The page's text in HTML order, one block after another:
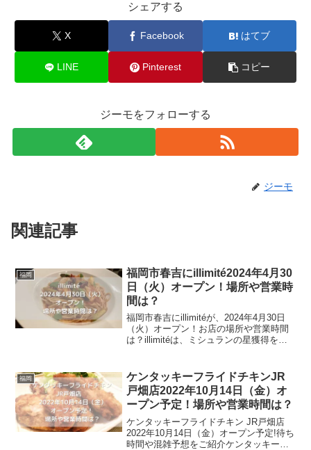
シェアする
X Facebook はてブ
LINE Pinterest コピー
ジーモをフォローする
ジーモ
関連記事
福岡
福岡市春吉にillimité2024年4月30
日（火）オープン！場所や営業時
間は？
福岡市春吉にillimitéが、2024年4月30日
（火）オープン！お店の場所や営業時間
は？illimitéは、ミシュランの星獲得を目
ティブなフュージョンのお店です。季...
福岡
ケンタッキーフライドチキンJR
戸畑店2022年10月14日（金）オ
ープン予定！場所や営業時間は？
ケンタッキーフライドチキン JR戸畑店
2022年10月14日（金）オープン予定!待ち
時間や混雑予想をご紹介ケンタッキーフ